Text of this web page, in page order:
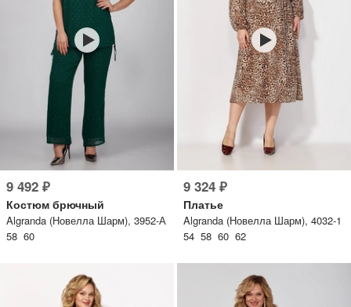
9 492 ₽
Костюм брючный
Algranda (Новелла Шарм), 3952-А
58 60
9 324 ₽
Платье
Algranda (Новелла Шарм), 4032-1
54 58 60 62